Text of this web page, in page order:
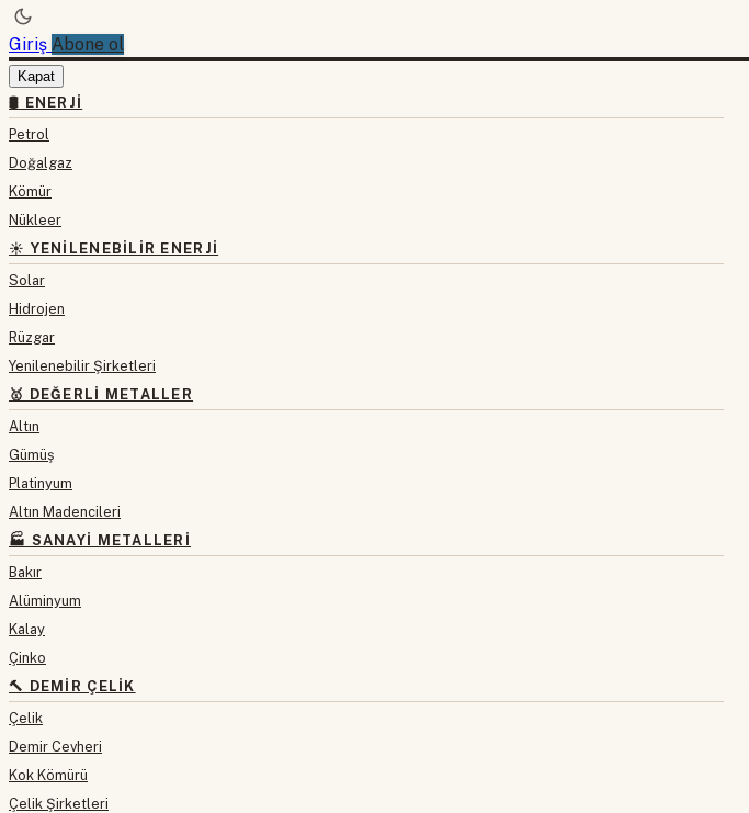
Giriş Abone ol
Kapat
🛢 ENERJI
Petrol
Doğalgaz
Kömür
Nükleer
☀️ YENILENEBILIR ENERJI
Solar
Hidrojen
Rüzgar
Yenilenebilir Şirketleri
🥇 DEĞERLI METALLER
Altın
Gümüş
Platinyum
Altın Madencileri
🏭 SANAYI METALLERI
Bakır
Alüminyum
Kalay
Çinko
🔨 DEMIR ÇELIK
Çelik
Demir Cevheri
Kok Kömürü
Çelik Şirketleri